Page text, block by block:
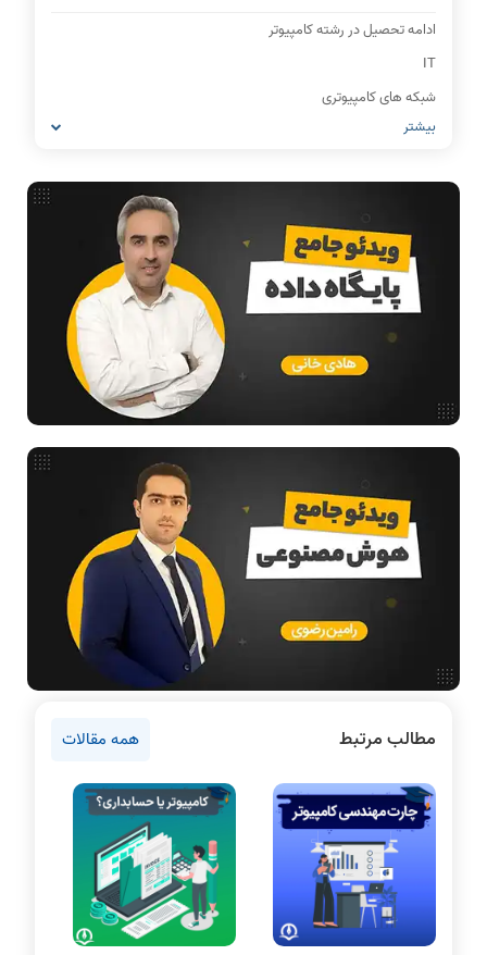
ادامه تحصیل در رشته کامپیوتر
IT
شبکه های کامپیوتری
مشاغل رشته کامپیوتر
مدار منطقی
ساختمان داده
طراحی الگوریتم
هوش مصنوعی
فیلم حل سوال و تست
مقالات عمومی رشته کامپیوتر
آمادگی برای کنکور
دانشگاه ها
اخبار آزمون ها
دروس مهندسی کامپیوتر
پایتون
سی شارپ
علم داده
مقاله نویسی
بلاکچین
بیشتر
مطالب مرتبط همه مقالات